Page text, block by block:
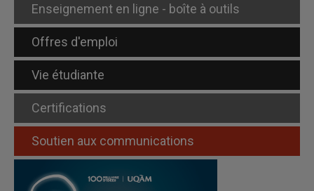
Enseignement en ligne - boîte à outils
Offres d'emploi
Vie étudiante
Certifications
Soutien aux communications